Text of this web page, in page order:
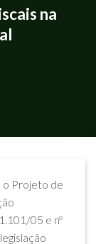
na
o Projeto de
05 e nº